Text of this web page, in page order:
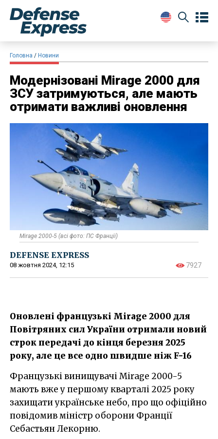
Головна Новини
Модернізовані Mirage 2000 для
ЗСУ затримуються, але мають
отримати важливі оновлення
Mirage 2000-5 (всі фото: ПС Франції)
DEFENSE EXPRESS
08 жовтня 2024, 12:15 7927
Оновлені французькі Mirage 2000 для
Повітряних сил України отримали новий
строк передачі до кінця березня 2025
року, але це все одно швидше ніж F-16
Французькі винищувачі Mirage 2000-5
мають вже у першому кварталі 2025 року
захищати українське небо, про що офіційно
повідомив міністр оборони Франції
Себастьян Лекорню.